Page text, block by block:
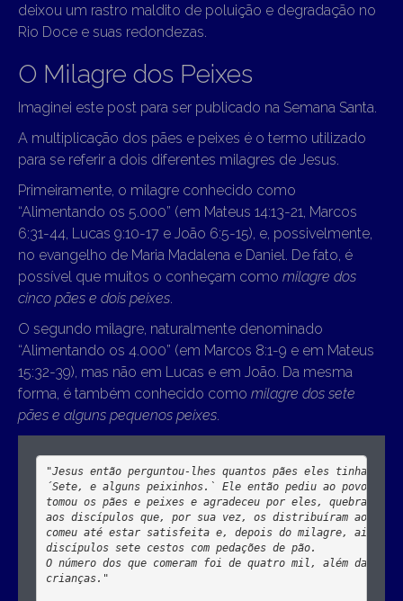
deixou um rastro maldito de poluição e degradação no
Rio Doce e suas redondezas.
O Milagre dos Peixes
Imaginei este post para ser publicado na Semana Santa.
A multiplicação dos pães e peixes é o termo utilizado
para se referir a dois diferentes milagres de Jesus.
Primeiramente, o milagre conhecido como
“Alimentando os 5.000” (em Mateus 14:13-21, Marcos
6:31-44, Lucas 9:10-17 e João 6:5-15), e, possivelmente,
no evangelho de Maria Madalena e Daniel. De fato, é
possível que muitos o conheçam como milagre dos
cinco pães e dois peixes
O segundo milagre, naturalmente denominado
“Alimentando os 4.000” (em Marcos 8:1-9 e em Mateus
15:32-39), mas não em Lucas e em João. Da mesma
forma, é também conhecido como milagre dos sete
pães e alguns pequenos peixes
´Sete, e alguns peixinhos.`
Ele então pediu ao povo que
tomou os pães e peixes e agradeceu por eles, quebrando
aos discípulos que, por sua vez, os distribuíram ao
comeu até estar satisfeita e, depois do milagre, ainda
discípulos sete cestos com pedações de pão.
O número dos que comeram foi de quatro mil, além das
crianças."